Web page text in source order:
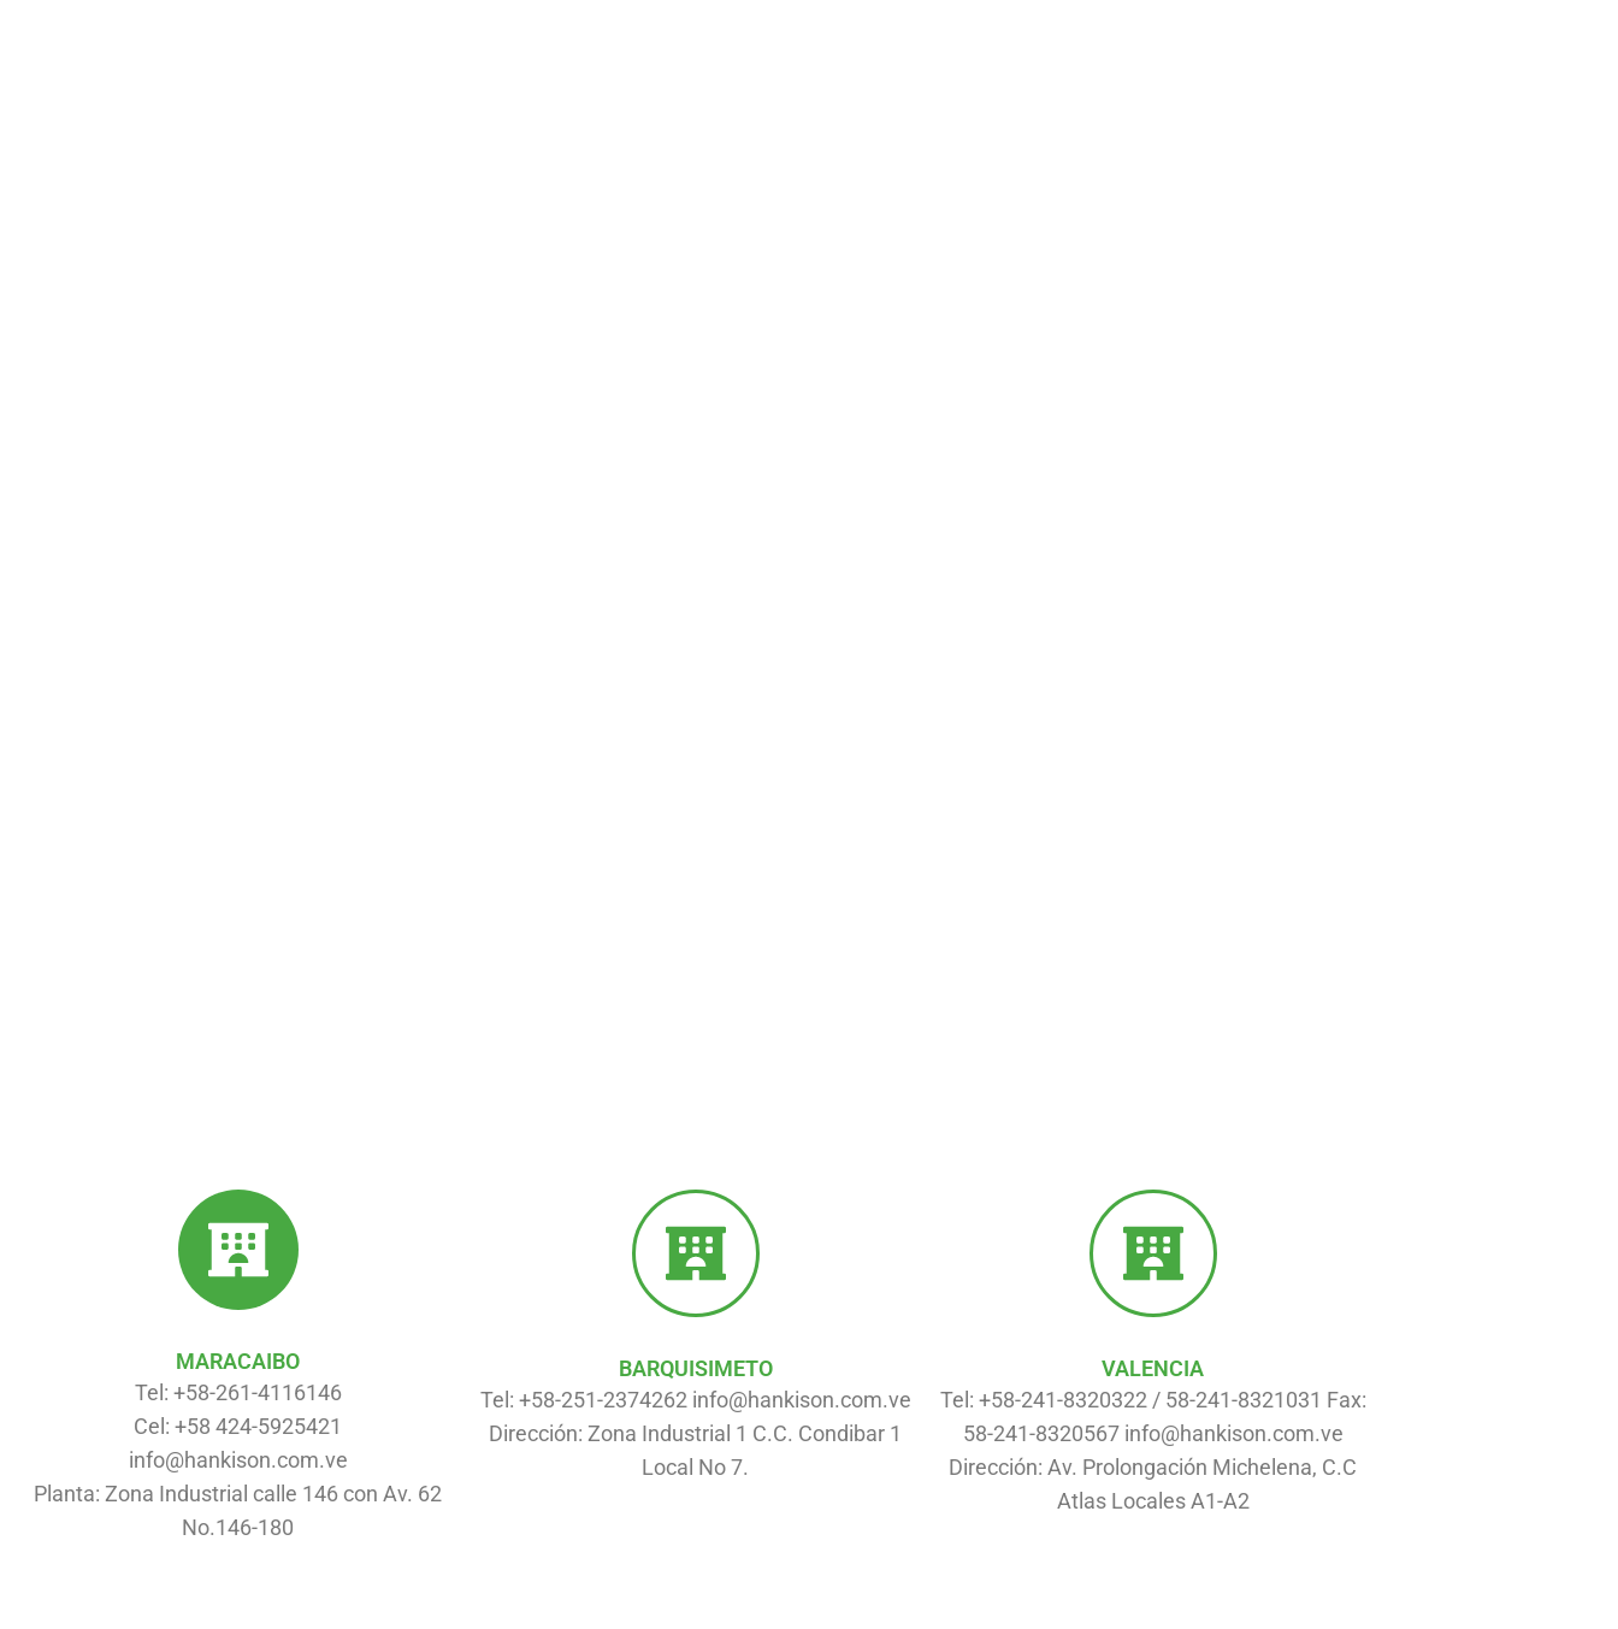
MARACAIBO
Tel: +58-261-4116146
Cel: +58 424-5925421
info@hankison.com.ve
Planta: Zona Industrial calle 146 con Av. 62
No.146-180
BARQUISIMETO
Tel: +58-251-2374262 info@hankison.com.ve
Dirección: Zona Industrial 1 C.C. Condibar 1
Local No 7.
VALENCIA
Tel: +58-241-8320322 / 58-241-8321031 Fax:
58-241-8320567 info@hankison.com.ve
Dirección: Av. Prolongación Michelena, C.C
Atlas Locales A1-A2